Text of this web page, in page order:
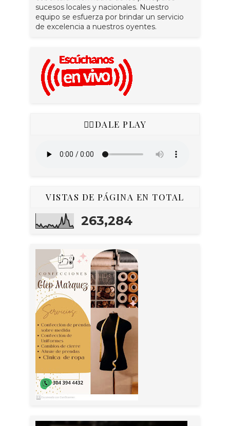
sucesos locales y nacionales. Nuestro
equipo se esfuerza por brindar un servicio
de excelencia a nuestros oyentes.
👇🏻DALE PLAY
VISTAS DE PÁGINA EN TOTAL
263,284